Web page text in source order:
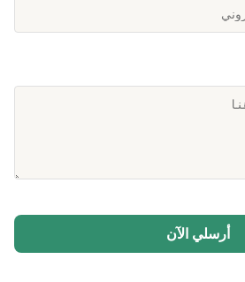
أرسلي الآن